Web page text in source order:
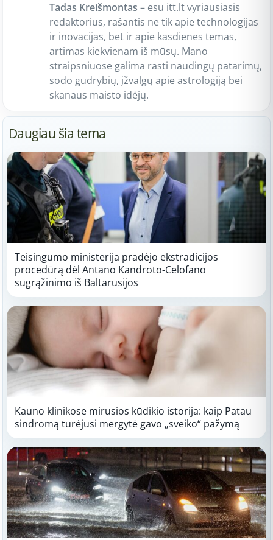
Tadas Kreišmontas – esu itt.lt vyriausiasis
redaktorius, rašantis ne tik apie technologijas
ir inovacijas, bet ir apie kasdienes temas,
artimas kiekvienam iš mūsų. Mano
straipsniuose galima rasti naudingų patarimų,
sodo gudrybių, įžvalgų apie astrologiją bei
skanaus maisto idėjų.
Daugiau šia tema
Teisingumo ministerija pradėjo ekstradicijos
procedūrą dėl Antano Kandroto-Celofano
sugrąžinimo iš Baltarusijos
Kauno klinikose mirusios kūdikio istorija: kaip Patau
sindromą turėjusi mergytė gavo „sveiko“ pažymą